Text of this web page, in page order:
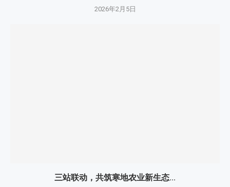
2026年2月5日
三站联动，共筑寒地农业新生态...